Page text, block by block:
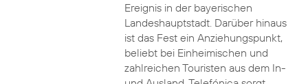
Ereignis in der bayerischen
Landeshauptstadt. Darüber hinaus
ist das Fest ein Anziehungspunkt,
beliebt bei Einheimischen und
zahlreichen Touristen aus dem In-